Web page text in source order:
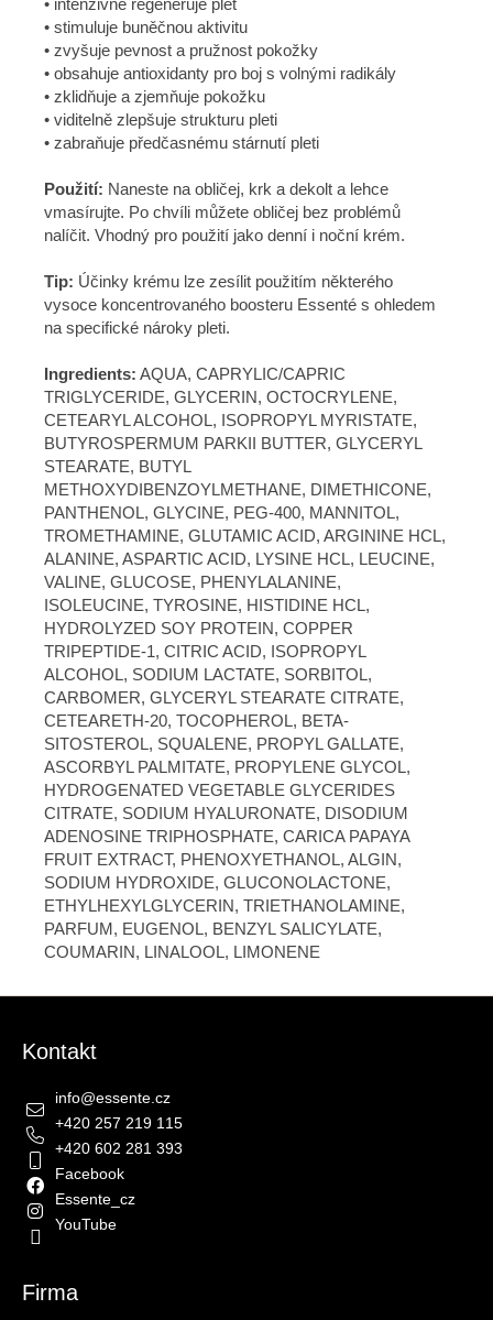
• stimuluje buněčnou aktivitu
• zvyšuje pevnost a pružnost pokožky
• obsahuje antioxidanty pro boj s volnými radikály
• zklidňuje a zjemňuje pokožku
• viditelně zlepšuje strukturu pleti
• zabraňuje předčasnému stárnutí pleti
Použití: Naneste na obličej, krk a dekolt a lehce
vmasírujte. Po chvíli můžete obličej bez problémů
nalíčit. Vhodný pro použití jako denní i noční krém.
Tip: Účinky krému lze zesílit použitím některého
vysoce koncentrovaného boosteru Essenté s ohledem
na specifické nároky pleti.
Ingredients: AQUA, CAPRYLIC/CAPRIC
TRIGLYCERIDE, GLYCERIN, OCTOCRYLENE,
CETEARYL ALCOHOL, ISOPROPYL MYRISTATE,
BUTYROSPERMUM PARKII BUTTER, GLYCERYL
STEARATE, BUTYL
METHOXYDIBENZOYLMETHANE, DIMETHICONE,
PANTHENOL, GLYCINE, PEG-400, MANNITOL,
TROMETHAMINE, GLUTAMIC ACID, ARGININE HCL,
ALANINE, ASPARTIC ACID, LYSINE HCL, LEUCINE,
VALINE, GLUCOSE, PHENYLALANINE,
ISOLEUCINE, TYROSINE, HISTIDINE HCL,
HYDROLYZED SOY PROTEIN, COPPER
TRIPEPTIDE-1, CITRIC ACID, ISOPROPYL
ALCOHOL, SODIUM LACTATE, SORBITOL,
CARBOMER, GLYCERYL STEARATE CITRATE,
CETEARETH-20, TOCOPHEROL, BETA-
SITOSTEROL, SQUALENE, PROPYL GALLATE,
ASCORBYL PALMITATE, PROPYLENE GLYCOL,
HYDROGENATED VEGETABLE GLYCERIDES
CITRATE, SODIUM HYALURONATE, DISODIUM
ADENOSINE TRIPHOSPHATE, CARICA PAPAYA
FRUIT EXTRACT, PHENOXYETHANOL, ALGIN,
SODIUM HYDROXIDE, GLUCONOLACTONE,
ETHYLHEXYLGLYCERIN, TRIETHANOLAMINE,
PARFUM, EUGENOL, BENZYL SALICYLATE,
COUMARIN, LINALOOL, LIMONENE
Kontakt
info@essente.cz
+420 257 219 115
+420 602 281 393
Facebook
Essente_cz
YouTube
Firma